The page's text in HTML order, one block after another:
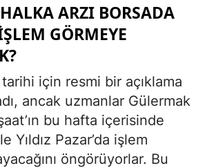
ARZI BORSADA
GÖRMEYE
için resmi bir açıklama
ancak uzmanlar Gülermak
bu hafta içerisinde
Yıldız Pazar’da işlem
öngörüyorlar. Bu